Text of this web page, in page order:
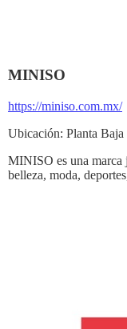
MINISO
https://miniso.com.mx/
Ubicación: Planta Baja
MINISO es una marca
belleza, moda,